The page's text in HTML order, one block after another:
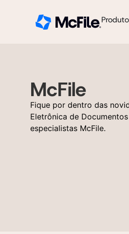
Produto
McFile
Fique por dentro das
Eletrônica de
especialistas McFile.